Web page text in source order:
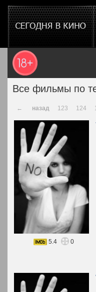
Все фильмы по
← назад 123 124
5.4 0